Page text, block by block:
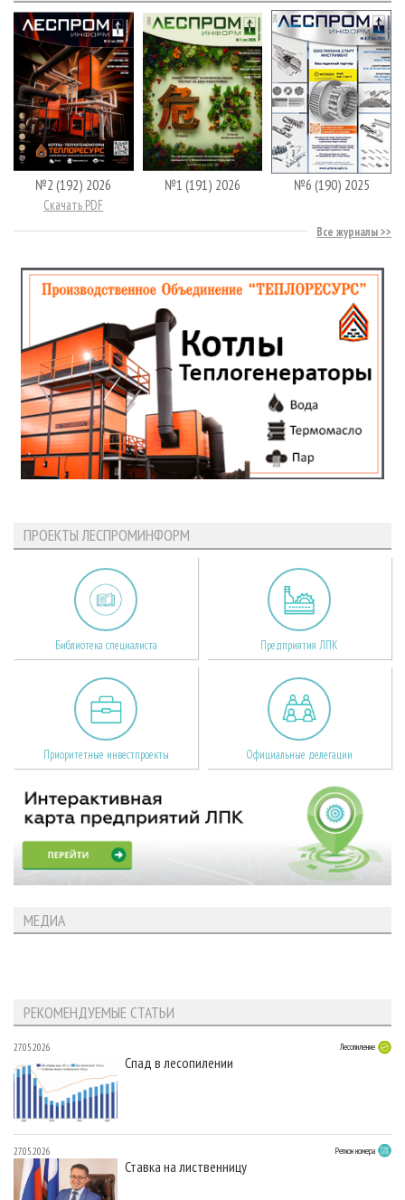
№2 (192) 2026
Скачать PDF
№1 (191) 2026 №6 (190) 2025
Все журналы
ПРОЕКТЫ ЛЕСПРОМИНФОРМ
Библиотека специалиста Предприятия ЛПК
Приоритетные инвестпроекты Официальные делегации
МЕДИА
РЕКОМЕНДУЕМЫЕ СТАТЬИ
27.05.2026 Лесопиление
Спад в лесопилении
27.05.2026 Регион номера
Ставка на лиственницу